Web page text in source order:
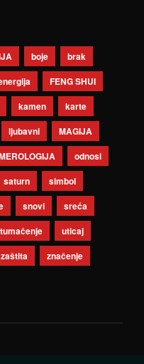
boje
brak
FENG SHUI
kamen
karte
ljubavni
MAGIJA
odnosi
saturn
simbol
snovi
sreća
tumačenje
uticaj
zaštita značenje